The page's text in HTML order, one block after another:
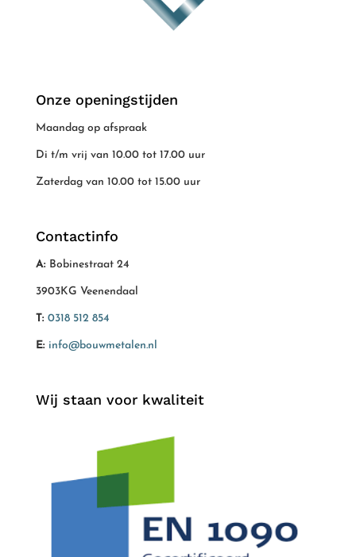
Onze openingstijden
Maandag op afspraak
Di t/m vrij van 10.00 tot 17.00 uur
Zaterdag van 10.00 tot 15.00 uur
Contactinfo
A: Bobinestraat 24
3903KG Veenendaal
T: 0318 512 854
E: info@bouwmetalen.nl
Wij staan voor kwaliteit